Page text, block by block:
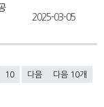
2025-03-05
10 다음 다음 10개